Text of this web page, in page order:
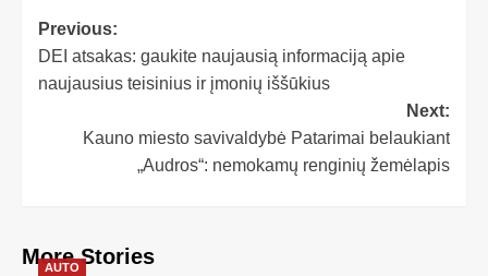
Previous:
DEI atsakas: gaukite naujausią informaciją apie
naujausius teisinius ir įmonių iššūkius
Next:
Kauno miesto savivaldybė Patarimai belaukiant
„Audros“: nemokamų renginių žemėlapis
More Stories
AUTO